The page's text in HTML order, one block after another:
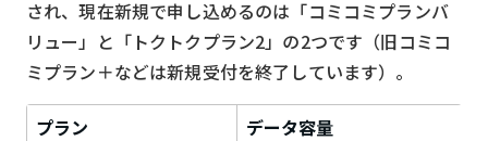
され、現在新規で申し込めるのは「コミコミプランバ
リュー」と「トクトクプラン2」の2つです（旧コミコ
ミプラン＋などは新規受付を終了しています）。
プラン データ容量